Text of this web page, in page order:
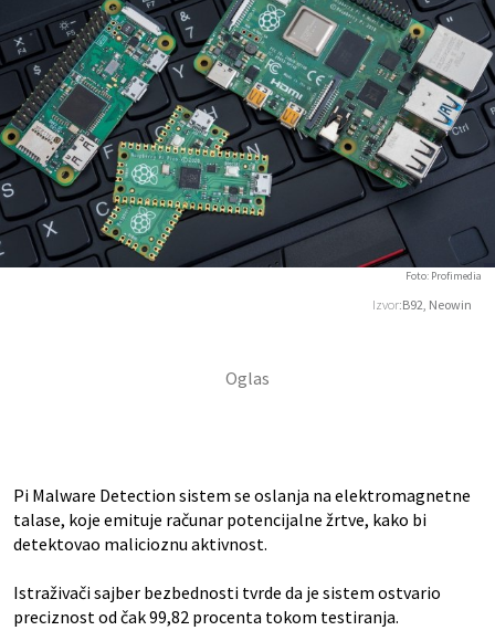
Izvor:B92, Neowin
Foto: Profimedia
Pi Malware Detection sistem se oslanja na elektromagnetne
talase, koje emituje računar potencijalne žrtve, kako bi
detektovao malicioznu aktivnost.
Istraživači sajber bezbednosti tvrde da je sistem ostvario
preciznost od čak 99,82 procenta tokom testiranja.